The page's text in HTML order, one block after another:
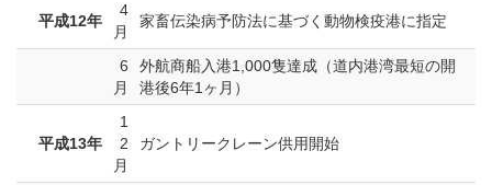
平成12年
4
月
家畜伝染病予防法に基づく動物検疫港に指定
6
月
外航商船入港1,000隻達成（道内港湾最短の開
港後6年1ヶ月）
平成13年
1
2
月
ガントリークレーン供用開始